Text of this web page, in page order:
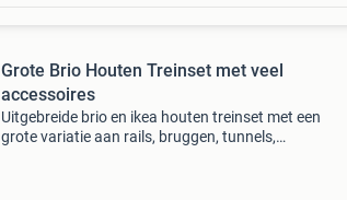
Grote Brio Houten Treinset met veel
accessoires
Uitgebreide brio en ikea houten treinset met een
grote variatie aan rails, bruggen, tunnels,